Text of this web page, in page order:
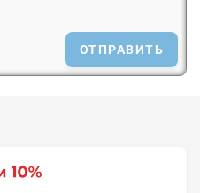
ОТПРАВИТЬ